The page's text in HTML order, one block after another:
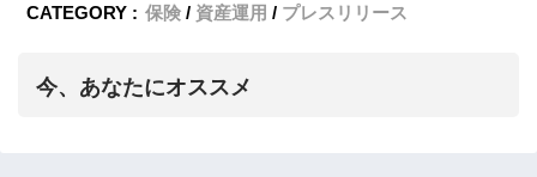
CATEGORY : 保険 資産運用 プレスリリース
今、あなたにオススメ